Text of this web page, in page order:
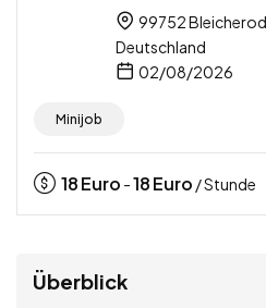
99752
Deutschland
02/08/2026
Minijob
18Euro -18Euro / Stunde
Überblick